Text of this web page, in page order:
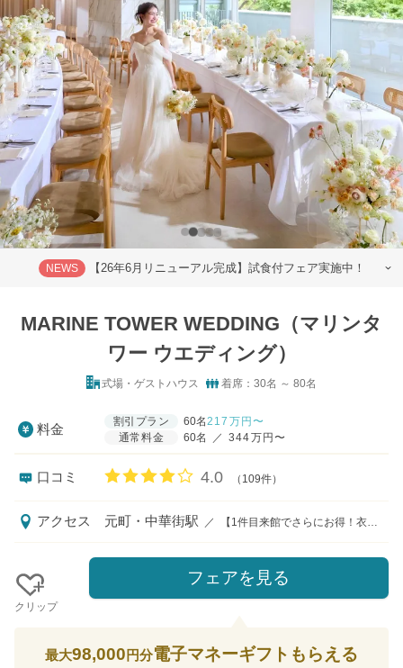
NEWS 【26年6月リニューアル完成】試食付フェア実施中！
MARINE TOWER WEDDING（マリンタ
ワー ウエディング）
式場・ゲストハウス 着席：30名 ～ 80名
料金
割引プラン 60名217 万円〜
通常料金
60名 ／ 344万円〜
口コミ 口コミ評価
4.0 （109件）
アクセス 元町・中華街駅 ／ 【1件目来館でさらにお得！衣裳2着35万円分ご優待】 詳しくはブライダルフェアをチェック！ 【元町中華街駅徒歩1分】 東横線・みなとみらい線「元町・中華街駅」 4番マリンタワー口より徒歩1分 招かれるゲストにとっても、お打ち合わせで訪れるおふたりにとっても嬉しい駅徒歩1分という駅近会場！山下公園やみなとみらいを一望する横浜らしいロケーションが魅力。
クリップ
フェアを見る
最大98,000 円分電子マネーギフトもらえる